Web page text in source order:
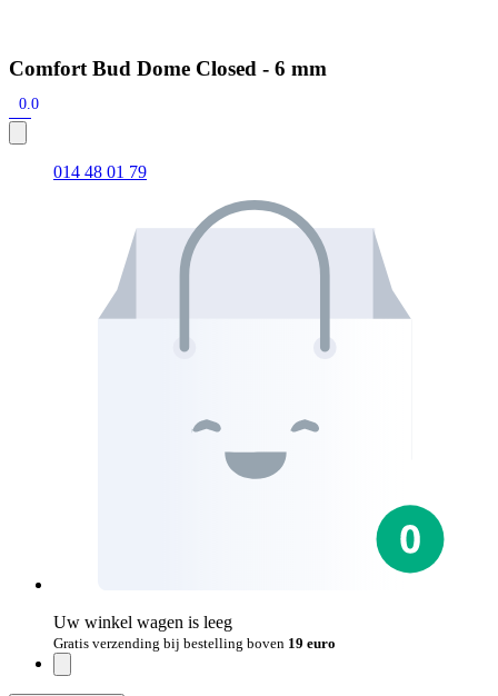
Comfort Bud Dome Closed - 6 mm
0.0
014 48 01 79
Uw winkel wagen is leeg
Gratis verzending bij bestelling boven 19 euro